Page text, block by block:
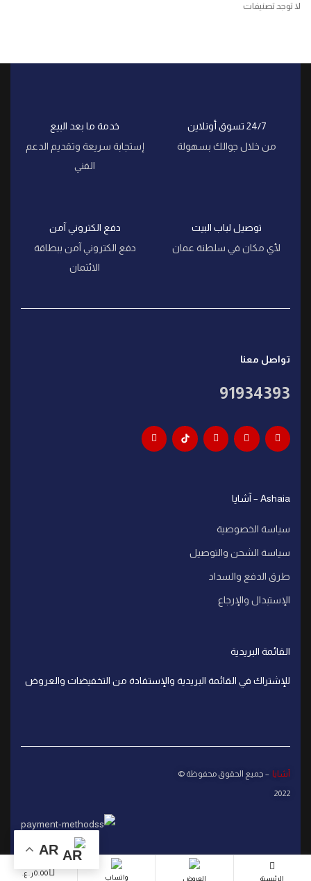
لا توجد تصنيفات
24/7 تسوق أونلاين
من خلال جوالك بسهولة
خدمة ما بعد البيع
إستجابة سريعة وتقديم الدعم
الفني
توصيل لباب البيت
لأي مكان في سلطنة عمان
دفع الكتروني آمن
دفع الكتروني آمن ببطاقة
الائتمان
تواصل معنا
91934393
Ashaia – آشايا
سياسة الخصوصية
سياسة الشحن والتوصيل
طرق الدفع والسداد
الإستبدال والإرجاع
القائمة البريدية
للإشتراك في القائمة البريدية والإستفادة من التخفيضات والعروض
آشايا – جميع الحقوق محفوظة ©
2022
الرئيسية العروض واتساب
0.00ر.ع.
AR